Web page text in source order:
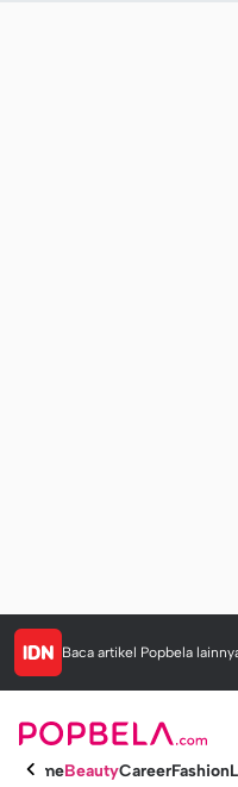
Baca artikel Popbela
HomeBeautyCareerFashion